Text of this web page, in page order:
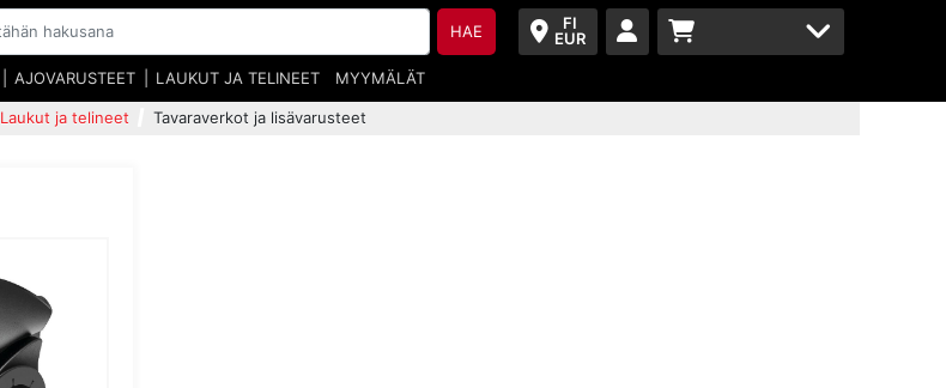
FI
EUR
HAE
AJOVARUSTEET LAUKUT JA TELINEET MYYMÄLÄT
Laukut ja telineet Tavaraverkot ja lisävarusteet